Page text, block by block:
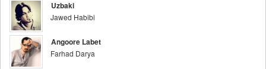
Uzbaki
Jawed Habibi
Angoore Labet
Farhad Darya